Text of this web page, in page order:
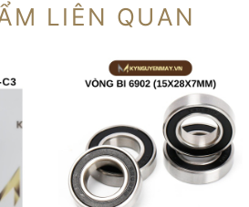
LIÊN QUAN